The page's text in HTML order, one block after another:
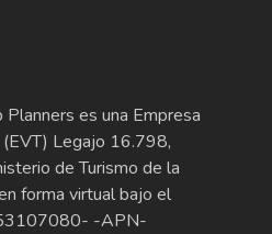
Planners es una Empresa
Legajo 16.798,
de Turismo de la
forma virtual bajo el
-APN-